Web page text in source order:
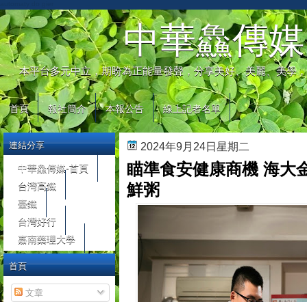
中華鱻傳媒
本平台多元中立，期盼為正能量發聲，分享美好、美麗、美學
首頁 報社簡介 本報公告 線上記者名單
2024年9月24日星期二
瞄準食安健康商機 海大
鮮粥
連結分享
中華鱻傳媒-首頁
台灣高鐵
臺鐵
台灣好行
嘉南藥理大學
首頁
文章